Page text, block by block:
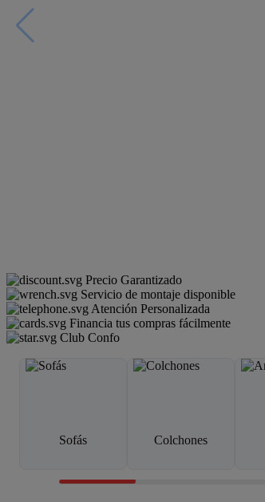
Precio Garantizado
Servicio de montaje disponible
Atención Personalizada
Financia tus compras fácilmente
Club Confo
Sofás Colchones